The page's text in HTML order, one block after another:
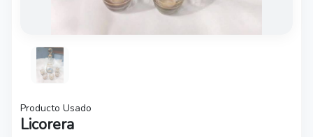
Producto Usado
Licorera